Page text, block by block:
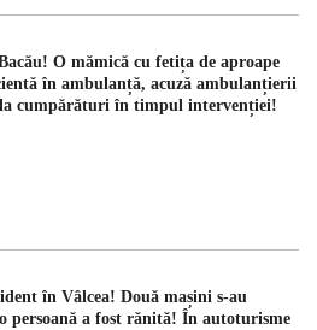
O mămică cu fetița de aproape
în ambulanță, acuză ambulanțierii
la cumpărături în timpul intervenției!
în Vâlcea! Două mașini s-au
persoană a fost rănită! În autoturisme